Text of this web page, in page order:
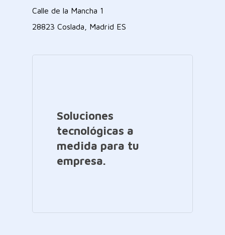
Calle de la Mancha 1
28823 Coslada, Madrid ES
Soluciones
tecnológicas a
medida para tu
empresa.